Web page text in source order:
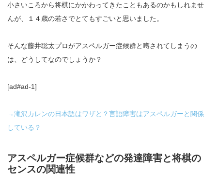
小さいころから将棋にかかわってきたこともあるのかもしれませ
んが、１４歳の若さでとてもすごいと思いました。
そんな藤井聡太プロがアスペルガー症候群と噂されてしまうの
は、どうしてなのでしょうか？
[ad#ad-1]
→滝沢カレンの日本語はワザと？言語障害はアスペルガーと関係
している？
アスペルガー症候群などの発達障害と将棋の
センスの関連性